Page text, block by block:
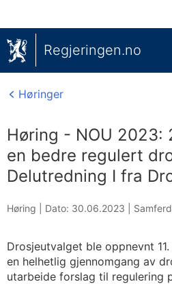
Regjeringen.no
Høringer
Høring - NOU 2023:
en bedre regulert
Delutredning I fra
Høring | Dato: 30.06.2023
Drosjeutvalget ble oppnevnt
en helhetlig gjennomgang av
utarbeide forslag til regulering